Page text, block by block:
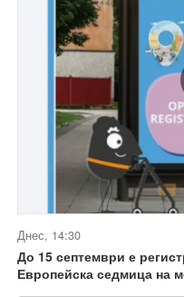
Днес, 14:30
До 15 септември е
Европейска седмица на